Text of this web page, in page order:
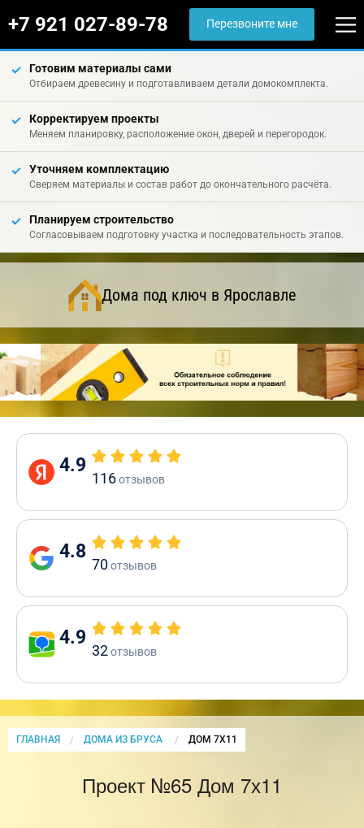
+7 921 027-89-78 Перезвоните мне
Готовим материалы сами
Отбираем древесину и подготавливаем детали домокомплекта.
Корректируем проекты
Меняем планировку, расположение окон, дверей и перегородок.
Уточняем комплектацию
Сверяем материалы и состав работ до окончательного расчёта.
Планируем строительство
Согласовываем подготовку участка и последовательность этапов.
Дома под ключ в Ярославле
4.9
116отзывов
4.8
70отзывов
4.9
32отзывов
ГЛАВНАЯ ДОМА ИЗ БРУСА CURRENT:
ДОМ 7Х11
Проект №65 Дом 7х11